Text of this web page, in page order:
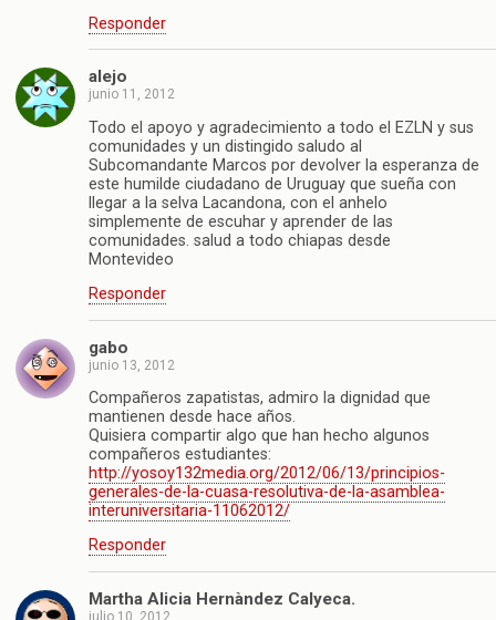
Responder
alejo
junio 11, 2012
Todo el apoyo y agradecimiento a todo el EZLN y sus
comunidades y un distingido saludo al
Subcomandante Marcos por devolver la esperanza de
este humilde ciudadano de Uruguay que sueña con
llegar a la selva Lacandona, con el anhelo
simplemente de escuhar y aprender de las
comunidades. salud a todo chiapas desde
Montevideo
Responder
gabo
junio 13, 2012
Compañeros zapatistas, admiro la dignidad que
mantienen desde hace años.
Quisiera compartir algo que han hecho algunos
compañeros estudiantes:
http://yosoy132media.org/2012/06/13/principios-
generales-de-la-cuasa-resolutiva-de-la-asamblea-
interuniversitaria-11062012/
Responder
Martha Alicia Hernàndez Calyeca.
julio 10, 2012